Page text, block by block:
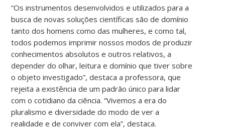
“Os instrumentos desenvolvidos e utilizados para a
busca de novas soluções científicas são de domínio
tanto dos homens como das mulheres, e como tal,
todos podemos imprimir nossos modos de produzir
conhecimentos absolutos e outros relativos, a
depender do olhar, leitura e domínio que tiver sobre
o objeto investigado”, destaca a professora, que
rejeita a existência de um padrão único para lidar
com o cotidiano da ciência. “Vivemos a era do
pluralismo e diversidade do modo de ver a
realidade e de conviver com ela”, destaca.